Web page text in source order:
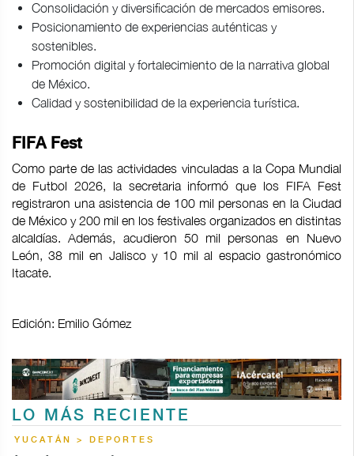
Consolidación y diversificación de mercados emisores.
Posicionamiento de experiencias auténticas y
sostenibles.
Promoción digital y fortalecimiento de la narrativa global
de México.
Calidad y sostenibilidad de la experiencia turística.
FIFA Fest
Como parte de las actividades vinculadas a la Copa Mundial
de Futbol 2026, la secretaria informó que los FIFA Fest
registraron una asistencia de 100 mil personas en la Ciudad
de México y 200 mil en los festivales organizados en distintas
alcaldías. Además, acudieron 50 mil personas en Nuevo
León, 38 mil en Jalisco y 10 mil al espacio gastronómico
Itacate.
Edición: Emilio Gómez
LO MÁS RECIENTE
YUCATÁN > DEPORTES